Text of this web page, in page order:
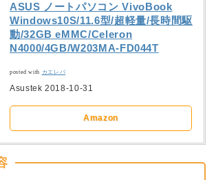
ASUS ノートパソコン VivoBook
Windows10S/11.6型/超軽量/長時間駆
動/32GB eMMC/Celeron
N4000/4GB/W203MA-FD044T
posted with カエレバ
Asustek 2018-10-31
Amazon